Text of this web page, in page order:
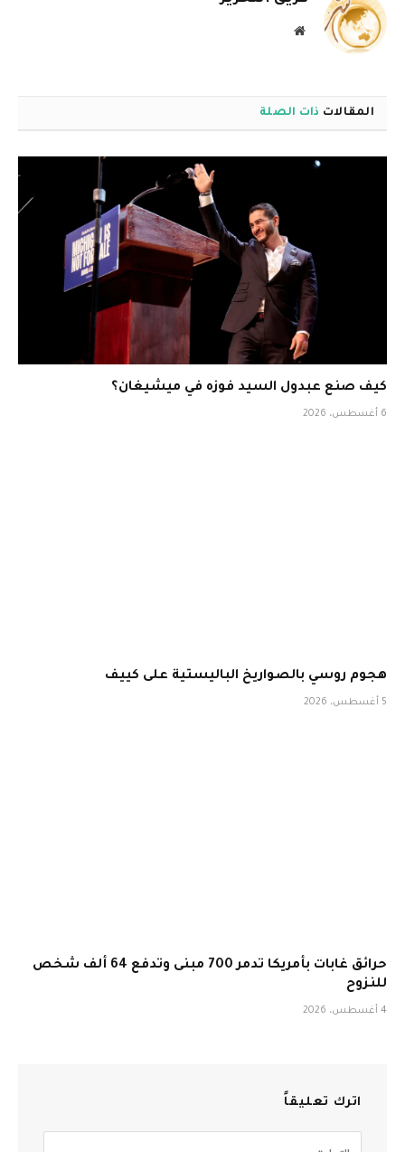
موقع
المقالات ذات الصلة
كيف صنع عبدول السيد فوزه في ميشيغان؟
6 أغسطس، 2026
هجوم روسي بالصواريخ الباليستية على كييف
5 أغسطس، 2026
حرائق غابات بأمريكا تدمر 700 مبنى وتدفع 64 ألف شخص
للنزوح
4 أغسطس، 2026
اترك تعليقاً